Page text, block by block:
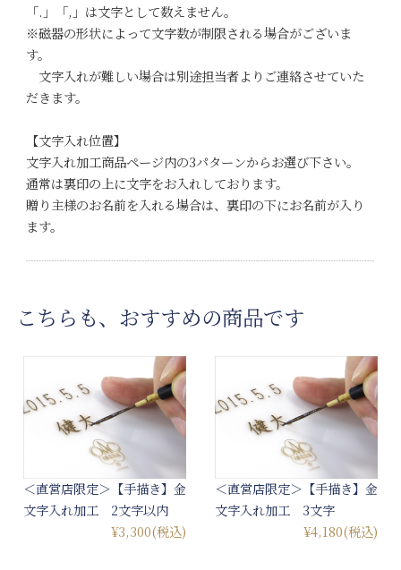
「.」「,」は文字として数えません。
※磁器の形状によって文字数が制限される場合がございま
す。
文字入れが難しい場合は別途担当者よりご連絡させていた
だきます。
【文字入れ位置】
文字入れ加工商品ページ内の3パターンからお選び下さい。
通常は裏印の上に文字をお入れしております。
贈り主様のお名前を入れる場合は、裏印の下にお名前が入り
ます。
こちらも、おすすめの商品です
＜直営店限定＞【手描き】金
文字入れ加工 2文字以内
¥3,300(税込)
＜直営店限定＞【手描き】金
文字入れ加工 3文字
¥4,180(税込)